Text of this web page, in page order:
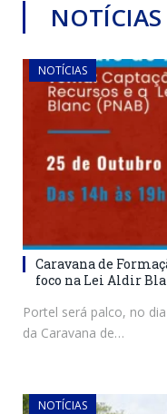
NOTÍCIAS
NOTÍCIAS
Caravana de
foco na Lei Aldir
Portel será palco, no
da Caravana de…
NOTÍCIAS